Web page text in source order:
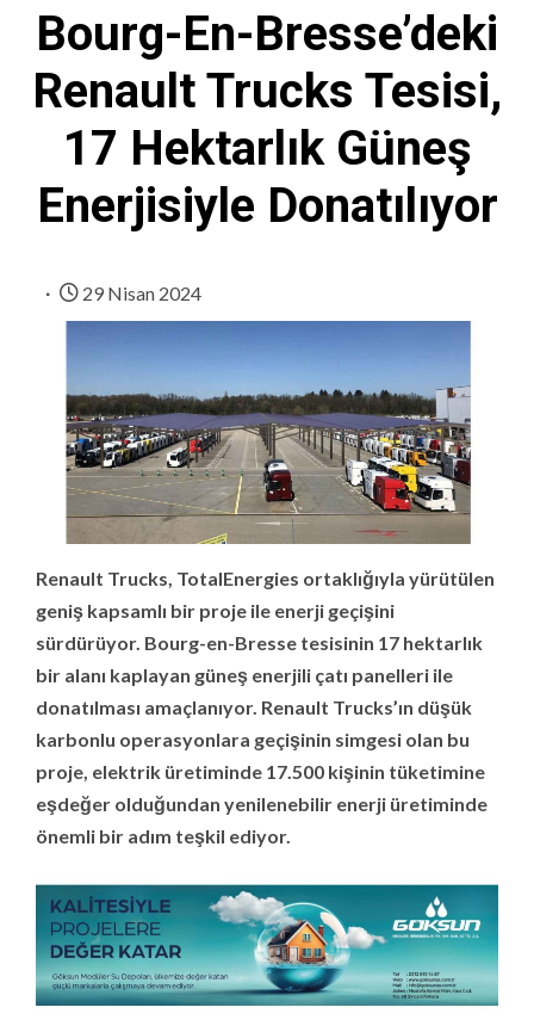
Bourg-En-Bresse’deki
Renault Trucks Tesisi,
17 Hektarlık Güneş
Enerjisiyle Donatılıyor
29 Nisan 2024
Renault Trucks, TotalEnergies ortaklığıyla yürütülen
geniş kapsamlı bir proje ile enerji geçişini
sürdürüyor. Bourg-en-Bresse tesisinin 17 hektarlık
bir alanı kaplayan güneş enerjili çatı panelleri ile
donatılması amaçlanıyor. Renault Trucks’ın düşük
karbonlu operasyonlara geçişinin simgesi olan bu
proje, elektrik üretiminde 17.500 kişinin tüketimine
eşdeğer olduğundan yenilenebilir enerji üretiminde
önemli bir adım teşkil ediyor.